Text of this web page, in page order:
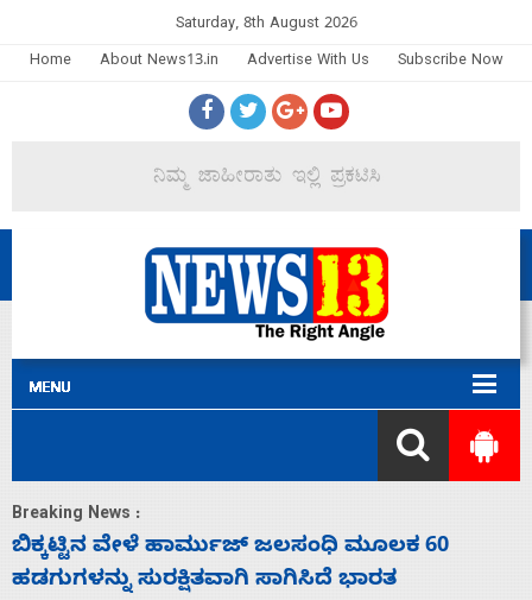
Saturday, 8th August 2026
Home
About News13.in Advertise With Us Subscribe Now
Breaking News :
ನಾಗೇಂದ್ರ ರಾಜೀನಾಮೆ ಕೊಡದಿದ್ದರೆ ಸದನ ನಡೆಸಲು
ಬಿಡೆವು: ಛಲವಾದಿ ನಾರಾಯಣಸ್ವಾಮಿ